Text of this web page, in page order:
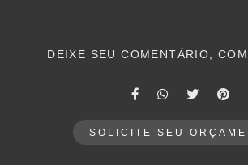
DEIXE SEU COMENTÁRIO,
SOLICITE SEU